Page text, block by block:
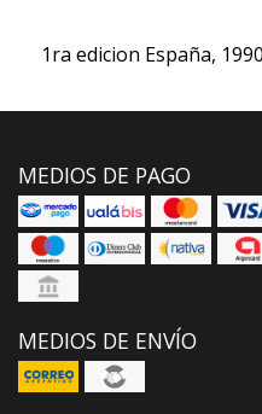
1ra edicion España,
MEDIOS DE PAGO
MEDIOS DE ENVÍO